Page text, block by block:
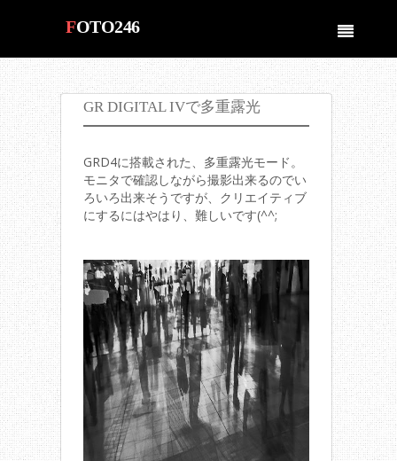
FOTO246
by fotois.com
GR DIGITAL IVで多重露光
GRD4に搭載された、多重露光モード。
モニタで確認しながら撮影出来るのでい
ろいろ出来そうですが、クリエイティブ
にするにはやはり、難しいです(^^;